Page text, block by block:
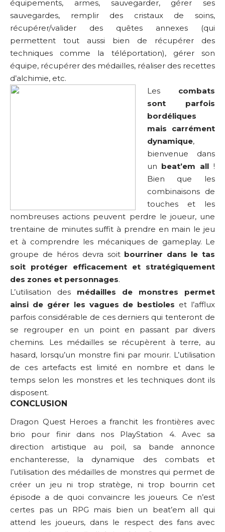
équipements, armes, sauvegarder, gérer ses
sauvegardes, remplir des cristaux de soins,
récupérer/valider des quêtes annexes (qui
permettent tout aussi bien de récupérer des
techniques comme la téléportation), gérer son
équipe, récupérer des médailles, réaliser des recettes
d’alchimie, etc.
Lescombats
sont parfois
bordéliques
mais carrément
dynamique,
bienvenue dans
un beat’em all !
Bien que les
combinaisons de
touches et les
nombreuses actions peuvent perdre le joueur, une
trentaine de minutes suffit à prendre en main le jeu
et à comprendre les mécaniques de gameplay. Le
groupe de héros devra soit bourriner dans le tas
soit protéger efficacement et stratégiquement
des zones et personnages.
L’utilisation des médailles de monstres permet
ainsi de gérer les vagues de bestioles et l’afflux
parfois considérable de ces derniers qui tenteront de
se regrouper en un point en passant par divers
chemins. Les médailles se récupèrent à terre, au
hasard, lorsqu’un monstre fini par mourir. L’utilisation
de ces artefacts est limité en nombre et dans le
temps selon les monstres et les techniques dont ils
disposent.
CONCLUSION
Dragon Quest Heroes a franchit les frontières avec
brio pour finir dans nos PlayStation 4. Avec sa
direction artistique au poil, sa bande annonce
enchanteresse, la dynamique des combats et
l’utilisation des médailles de monstres qui permet de
créer un jeu ni trop stratège, ni trop bourrin cet
épisode a de quoi convaincre les joueurs. Ce n’est
certes pas un RPG mais bien un beat’em all qui
attend les joueurs, dans le respect des fans avec